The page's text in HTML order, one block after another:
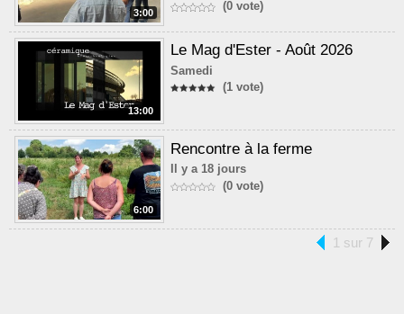
3:00
(0 vote)
13:00
Le Mag d'Ester - Août 2026
Samedi
(1 vote)
6:00
Rencontre à la ferme
Il y a 18 jours
(0 vote)
1 sur 7